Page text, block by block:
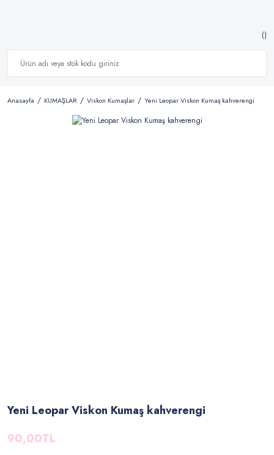
Anasayfa KUMAŞLAR Viskon Kumaşlar Yeni Leopar Viskon Kumaş kahverengi
Yeni Leopar Viskon Kumaş kahverengi
90,00TL